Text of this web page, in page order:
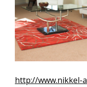
http://www.nikkel-